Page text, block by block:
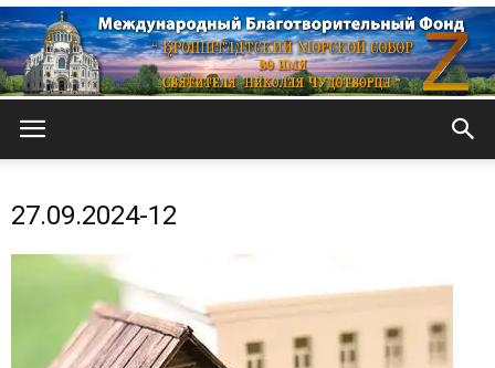
собор
27.09.2024-12